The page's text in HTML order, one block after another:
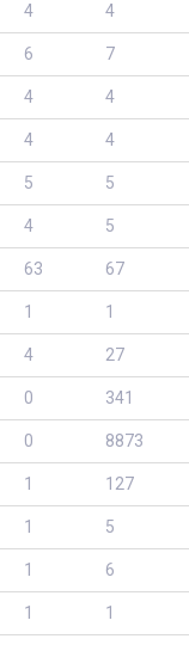
4 4
6 7
4 4
4 4
5 5
4 5
63 67
1 1
4 27
0 341
0 8873
1 127
1 5
1 6
1 1